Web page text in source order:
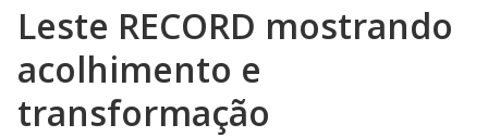
Leste RECORD mostrando
acolhimento e
transformação